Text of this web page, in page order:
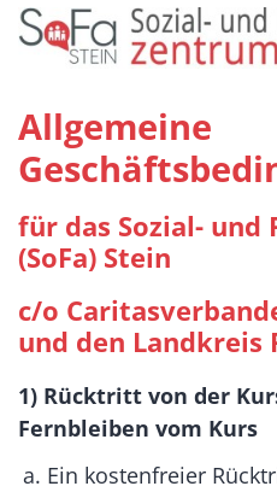
Zum Inhalt springen
Allgemeine
für das Sozial-
(SoFa) Stein
c/o
und den Landkreis
1) Rücktritt von der
Fernbleiben vom Kurs
Ein kostenfreier